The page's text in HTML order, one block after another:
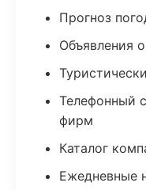
Прогноз
Объявления
Телефонный
фирм
Каталог
Ежедневные